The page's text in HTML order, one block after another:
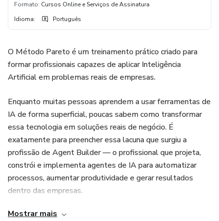
Formato: Cursos Online e Serviços de Assinatura
Idioma: Português
O Método Pareto é um treinamento prático criado para
formar profissionais capazes de aplicar Inteligência
Artificial em problemas reais de empresas.
Enquanto muitas pessoas aprendem a usar ferramentas de
IA de forma superficial, poucas sabem como transformar
essa tecnologia em soluções reais de negócio. É
exatamente para preencher essa lacuna que surgiu a
profissão de Agent Builder — o profissional que projeta,
constrói e implementa agentes de IA para automatizar
processos, aumentar produtividade e gerar resultados
dentro das empresas.
Você entenderá como identificar oportunidades dentro de
Mostrar mais